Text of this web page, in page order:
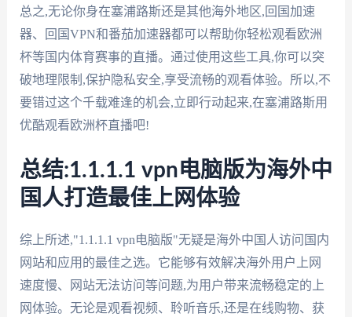
总之,无论你身在塞浦路斯还是其他海外地区,回国加速
器、回国VPN和番茄加速器都可以帮助你轻松观看欧洲
杯等国内体育赛事的直播。通过使用这些工具,你可以突
破地理限制,保护隐私安全,享受流畅的观看体验。所以,不
要错过这个千载难逢的机会,立即行动起来,在塞浦路斯用
优酷观看欧洲杯直播吧!
总结:1.1.1.1 vpn电脑版为海外中
国人打造最佳上网体验
综上所述,"1.1.1.1 vpn电脑版"无疑是海外中国人访问国内
网站和应用的最佳之选。它能够有效解决海外用户上网
速度慢、网站无法访问等问题,为用户带来流畅稳定的上
网体验。无论是观看视频、聆听音乐,还是在线购物、获